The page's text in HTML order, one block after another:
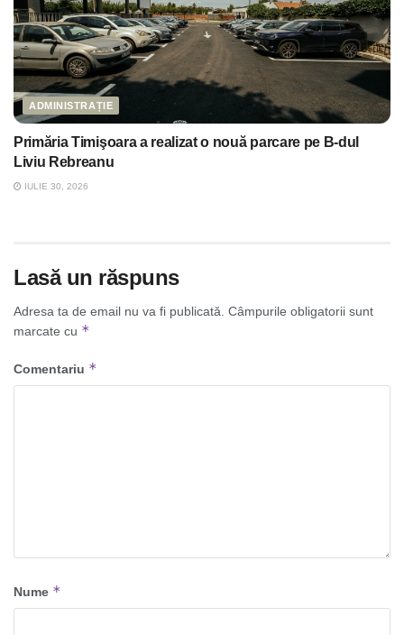
ADMINISTRAȚIE
Primăria Timişoara a realizat o nouă parcare pe B-dul
Liviu Rebreanu
IULIE 30, 2026
Lasă un răspuns
Adresa ta de email nu va fi publicată. Câmpurile obligatorii sunt
marcate cu *
Comentariu *
Nume *